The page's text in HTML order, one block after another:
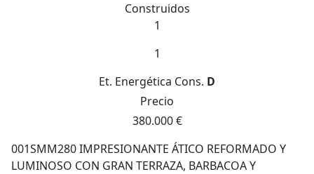
Construidos
1
1
Et. Energética Cons. D
Precio
380.000 €
001SMM280 IMPRESIONANTE ÁTICO REFORMADO Y
LUMINOSO CON GRAN TERRAZA, BARBACOA Y